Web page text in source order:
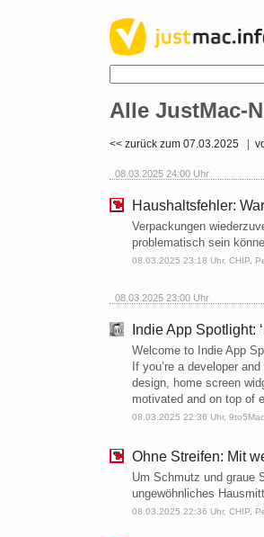
Alle JustMac-
<< zurück zum 07.03.2025
08.03.2025 24:00 Uhr
Haushaltsfehler:
Verpackungen
problematisch sein
08.03.2025 23:18 Uhr, CHIP
08.03.2025 23:00 Uhr
Indie App Spotlight:
Welcome to Indie App
If you’re a developer
design, home screen
motivated and on top of
08.03.2025 22:36 Uhr, 9to5Mac
Ohne Streifen: Mit
Um Schmutz und graue
ungewöhnliches
08.03.2025 22:36 Uhr, CHIP